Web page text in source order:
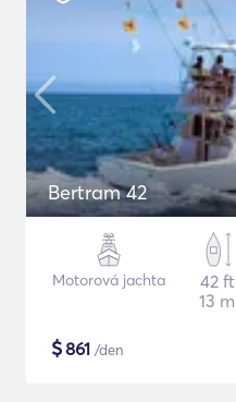
Bertram 42
Motorová jachta
42 ft
13 m
$861 /den